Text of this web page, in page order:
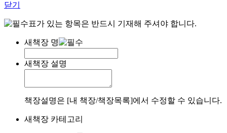
닫기
표가 있는 항목은 반드시 기재해 주셔야 합니다.
새책장 명
새책장 설명
책장설명은 [내 책장/책장목록]에서 수정할 수 있습니다.
새책장 카테고리